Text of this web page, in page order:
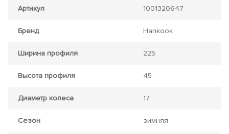
Артикул 1001320647
Бренд Hankook
Ширина профиля 225
Высота профиля 45
Диаметр колеса 17
Сезон зимняя